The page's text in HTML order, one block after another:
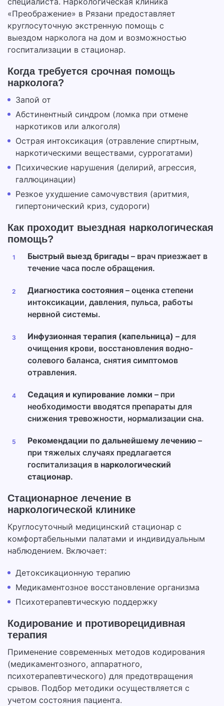
«Преображение» в Рязани предоставляет
круглосуточную экстренную помощь с
выездом нарколога на дом и возможностью
госпитализации в стационар.
Когда требуется срочная помощь
нарколога?
Запой от
Абстинентный синдром (ломка при отмене
наркотиков или алкоголя)
Острая интоксикация (отравление спиртным,
наркотическими веществами, суррогатами)
Психические нарушения (делирий, агрессия,
галлюцинации)
Резкое ухудшение самочувствия (аритмия,
гипертонический криз, судороги)
Как проходит выездная наркологическая
помощь?
Быстрый выезд бригады – врач приезжает в
течение часа после обращения.
Диагностика состояния – оценка степени
интоксикации, давления, пульса, работы
нервной системы.
Инфузионная терапия (капельница) – для
очищения крови, восстановления водно-
солевого баланса, снятия симптомов
отравления.
Седация и купирование ломки – при
необходимости вводятся препараты для
снижения тревожности, нормализации сна.
Рекомендации по дальнейшему лечению –
при тяжелых случаях предлагается
госпитализация в наркологический
стационар.
Стационарное лечение в
наркологической клинике
Круглосуточный медицинский стационар с
комфортабельными палатами и индивидуальным
наблюдением. Включает:
Детоксикационную терапию
Медикаментозное восстановление организма
Психотерапевтическую поддержку
Кодирование и противорецидивная
терапия
Применение современных методов кодирования
(медикаментозного, аппаратного,
психотерапевтического) для предотвращения
срывов. Подбор методики осуществляется с
учетом состояния пациента.